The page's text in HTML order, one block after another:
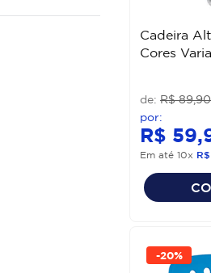
Cadeira
Cores
R$ 89,90
R$ 59,
Em até 10x R$
-20%